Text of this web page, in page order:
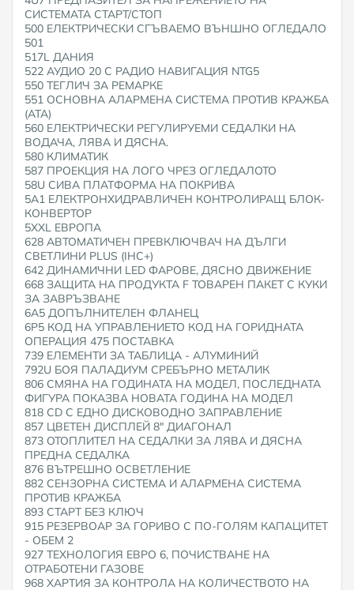
СИСТЕМАТА СТАРТ/СТОП
500 ЕЛЕКТРИЧЕСКИ СГЪВАЕМО ВЪНШНО ОГЛЕДАЛО
501
517L ДАНИЯ
522 АУДИО 20 С РАДИО НАВИГАЦИЯ NTG5
550 ТЕГЛИЧ ЗА РЕМАРКЕ
551 ОСНОВНА АЛАРМЕНА СИСТЕМА ПРОТИВ КРАЖБА
(ATA)
560 ЕЛЕКТРИЧЕСКИ РЕГУЛИРУЕМИ СЕДАЛКИ НА
ВОДАЧА, ЛЯВА И ДЯСНА.
580 КЛИМАТИК
587 ПРОЕКЦИЯ НА ЛОГО ЧРЕЗ ОГЛЕДАЛОТО
58U СИВА ПЛАТФОРМА НА ПОКРИВА
5A1 ЕЛЕКТРОНХИДРАВЛИЧЕН КОНТРОЛИРАЩ БЛОК-
КОНВЕРТОР
5XXL ЕВРОПА
628 АВТОМАТИЧЕН ПРЕВКЛЮЧВАЧ НА ДЪЛГИ
СВЕТЛИНИ PLUS (IHC+)
642 ДИНАМИЧНИ LED ФАРОВЕ, ДЯСНО ДВИЖЕНИЕ
668 ЗАЩИТА НА ПРОДУКТА F ТОВАРЕН ПАКЕТ С КУКИ
ЗА ЗАВРЪЗВАНЕ
6A5 ДОПЪЛНИТЕЛЕН ФЛАНЕЦ
6P5 КОД НА УПРАВЛЕНИЕТО КОД НА ГОРИДНАТА
ОПЕРАЦИЯ 475 ПОСТАВКА
739 ЕЛЕМЕНТИ ЗА ТАБЛИЦА - АЛУМИНИЙ
792U БОЯ ПАЛАДИУМ СРЕБЪРНО МЕТАЛИК
806 СМЯНА НА ГОДИНАТА НА МОДЕЛ, ПОСЛЕДНАТА
ФИГУРА ПОКАЗВА НОВАТА ГОДИНА НА МОДЕЛ
818 CD С ЕДНО ДИСКОВОДНО ЗАПРАВЛЕНИЕ
857 ЦВЕТЕН ДИСПЛЕЙ 8" ДИАГОНАЛ
873 ОТОПЛИТЕЛ НА СЕДАЛКИ ЗА ЛЯВА И ДЯСНА
ПРЕДНА СЕДАЛКА
876 ВЪТРЕШНО ОСВЕТЛЕНИЕ
882 СЕНЗОРНА СИСТЕМА И АЛАРМЕНА СИСТЕМА
ПРОТИВ КРАЖБА
893 СТАРТ БЕЗ КЛЮЧ
915 РЕЗЕРВОАР ЗА ГОРИВО С ПО-ГОЛЯМ КАПАЦИТЕТ
- ОБЕМ 2
927 ТЕХНОЛОГИЯ ЕВРО 6, ПОЧИСТВАНЕ НА
ОТРАБОТЕНИ ГАЗОВЕ
968 ХАРТИЯ ЗА КОНТРОЛА НА КОЛИЧЕСТВОТО НА